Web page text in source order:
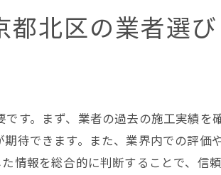
ント
ント
ット
都北区の業者選び
す。まず、業者の過去の施工実績を
待できます。また、業界内での評価
情報を総合的に判断することで、信